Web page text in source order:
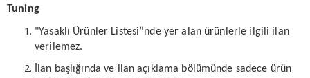
Tuning
"Yasaklı Ürünler Listesi”nde yer alan ürünlerle ilgili ilan
verilemez.
İlan başlığında ve ilan açıklama bölümünde sadece ürün